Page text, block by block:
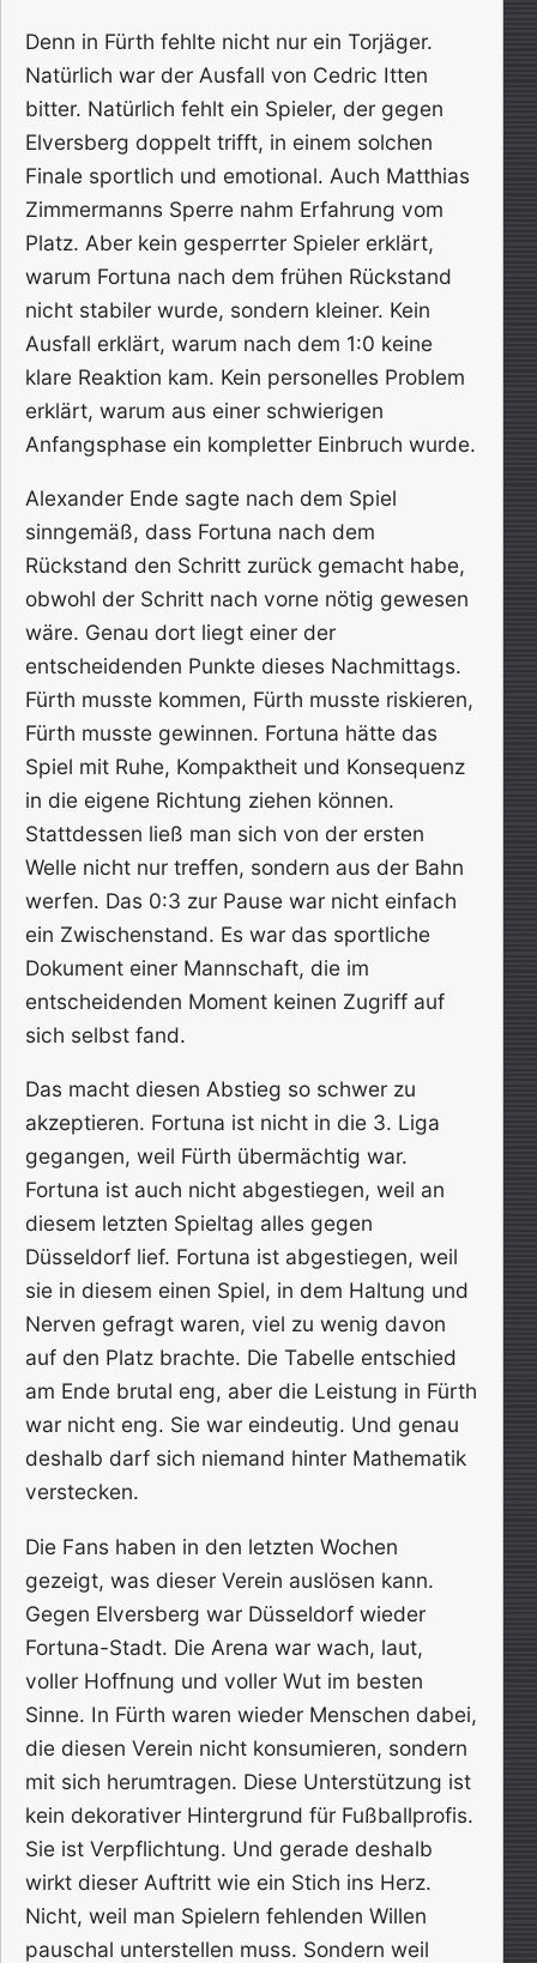
Denn in Fürth fehlte nicht nur ein Torjäger.
Natürlich war der Ausfall von Cedric Itten
bitter. Natürlich fehlt ein Spieler, der gegen
Elversberg doppelt trifft, in einem solchen
Finale sportlich und emotional. Auch Matthias
Zimmermanns Sperre nahm Erfahrung vom
Platz. Aber kein gesperrter Spieler erklärt,
warum Fortuna nach dem frühen Rückstand
nicht stabiler wurde, sondern kleiner. Kein
Ausfall erklärt, warum nach dem 1:0 keine
klare Reaktion kam. Kein personelles Problem
erklärt, warum aus einer schwierigen
Anfangsphase ein kompletter Einbruch wurde.
Alexander Ende sagte nach dem Spiel
sinngemäß, dass Fortuna nach dem
Rückstand den Schritt zurück gemacht habe,
obwohl der Schritt nach vorne nötig gewesen
wäre. Genau dort liegt einer der
entscheidenden Punkte dieses Nachmittags.
Fürth musste kommen, Fürth musste riskieren,
Fürth musste gewinnen. Fortuna hätte das
Spiel mit Ruhe, Kompaktheit und Konsequenz
in die eigene Richtung ziehen können.
Stattdessen ließ man sich von der ersten
Welle nicht nur treffen, sondern aus der Bahn
werfen. Das 0:3 zur Pause war nicht einfach
ein Zwischenstand. Es war das sportliche
Dokument einer Mannschaft, die im
entscheidenden Moment keinen Zugriff auf
sich selbst fand.
Das macht diesen Abstieg so schwer zu
akzeptieren. Fortuna ist nicht in die 3. Liga
gegangen, weil Fürth übermächtig war.
Fortuna ist auch nicht abgestiegen, weil an
diesem letzten Spieltag alles gegen
Düsseldorf lief. Fortuna ist abgestiegen, weil
sie in diesem einen Spiel, in dem Haltung und
Nerven gefragt waren, viel zu wenig davon
auf den Platz brachte. Die Tabelle entschied
am Ende brutal eng, aber die Leistung in Fürth
war nicht eng. Sie war eindeutig. Und genau
deshalb darf sich niemand hinter Mathematik
verstecken.
Die Fans haben in den letzten Wochen
gezeigt, was dieser Verein auslösen kann.
Gegen Elversberg war Düsseldorf wieder
Fortuna-Stadt. Die Arena war wach, laut,
voller Hoffnung und voller Wut im besten
Sinne. In Fürth waren wieder Menschen dabei,
die diesen Verein nicht konsumieren, sondern
mit sich herumtragen. Diese Unterstützung ist
kein dekorativer Hintergrund für Fußballprofis.
Sie ist Verpflichtung. Und gerade deshalb
wirkt dieser Auftritt wie ein Stich ins Herz.
Nicht, weil man Spielern fehlenden Willen
pauschal unterstellen muss. Sondern weil